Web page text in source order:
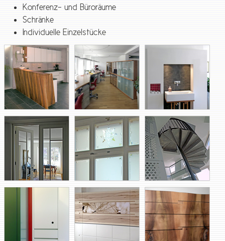
Konferenz- und Büroräume
Schränke
Individuelle Einzelstücke